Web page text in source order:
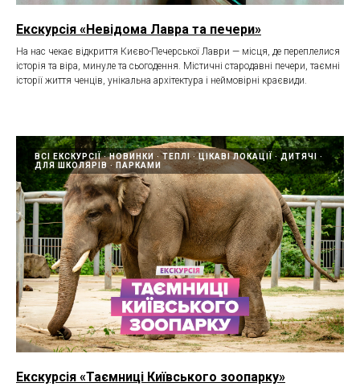
Екскурсія «Невідома Лавра та печери»
На нас чекає відкриття Києво-Печерської Лаври — місця, де переплелися
історія та віра, минуле та сьогодення. Містичні стародавні печери, таємні
історії життя ченців, унікальна архітектура і неймовірні краєвиди.
ВСІ ЕКСКУРСІЇ НОВИНКИ ТЕПЛІ ЦІКАВІ ЛОКАЦІЇ
ДИТЯЧІ
ДЛЯ ШКОЛЯРІВ
ПАРКАМИ
Екскурсія «Таємниці Київського зоопарку»